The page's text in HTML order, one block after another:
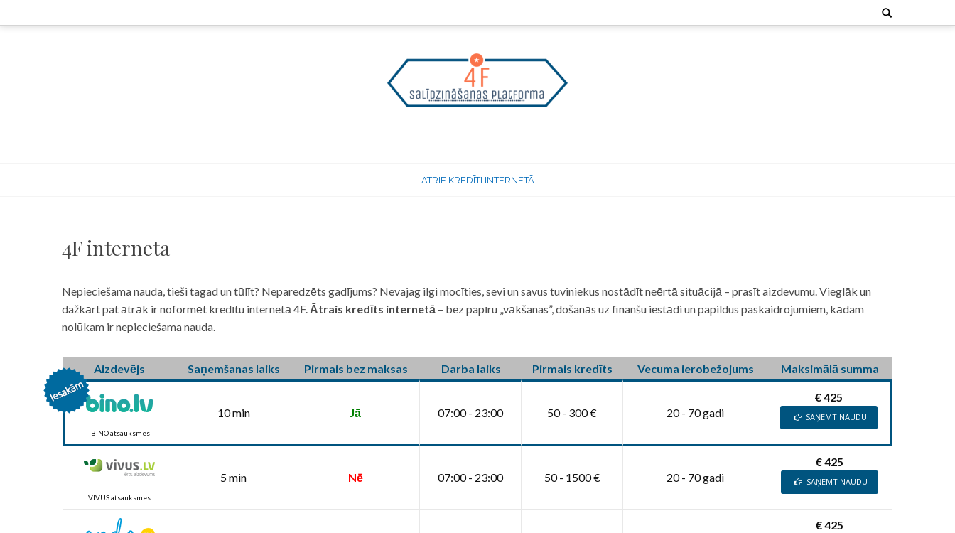
to
Search
for:
ATRIE KREDĪTI INTERNETĀ
4F internetā
Nepieciešama nauda, tieši tagad un tūlīt? Neparedzēts gadījums? Nevajag ilgi mocīties, sevi un savus tuviniekus nostādīt neērtā situācijā – prasīt aizdevumu. Vieglāk un
dažkārt pat ātrāk ir noformēt kredītu internetā 4F. Ātrais kredīts internetā – bez papīru „vākšanas”, došanās uz finanšu iestādi un papildus paskaidrojumiem, kādam
nolūkam ir nepieciešama nauda.
Aizdevējs Saņemšanas laiks Pirmais bez maksas Darba laiks Pirmais kredīts Vecuma ierobežojums Maksimālā summa
BINO atsauksmes
10 min Jā 07:00 - 23:00 50 - 300 € 20 - 70 gadi
€ 425
SAŅEMT NAUDU
VIVUS atsauksmes
5 min Nē 07:00 - 23:00 50 - 1500 € 20 - 70 gadi
€ 425
SAŅEMT NAUDU
€ 425